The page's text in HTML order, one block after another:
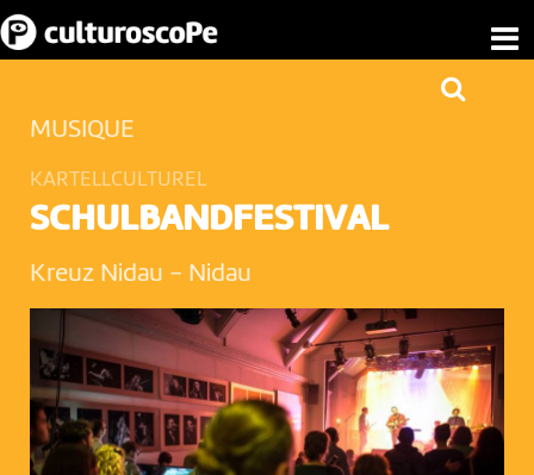
MUSIQUE
KARTELLCULTUREL
SCHULBANDFESTIVAL
Kreuz Nidau - Nidau